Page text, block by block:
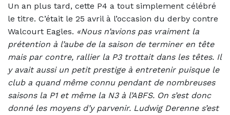
Un an plus tard, cette P4 a tout simplement célébré
le titre. C’était le 25 avril à l’occasion du derby contre
Walcourt Eagles. «Nous n’avions pas vraiment la
prétention à l’aube de la saison de terminer en tête
mais par contre, rallier la P3 trottait dans les têtes. Il
y avait aussi un petit prestige à entretenir puisque le
club a quand même connu pendant de nombreuses
saisons la P1 et même la N3 à l’ABFS. On s’est donc
donné les moyens d’y parvenir. Ludwig Derenne s’est